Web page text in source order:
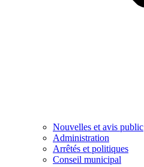
Nouvelles et avis public
Administration
Arrêtés et politiques
Conseil municipal